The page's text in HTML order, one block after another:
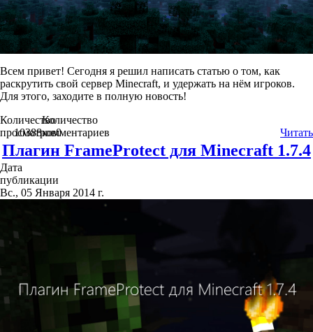
Всем привет! Сегодня я решил написать статью о том, как
раскрутить свой сервер Minecraft, и удержать на нём игроков.
Для этого, заходите в полную новость!
Количество
просмотров
10388
Количество
комментариев
0 Читать
Плагин FrameProtect для Minecraft 1.7.4
Дата
публикации
Вс., 05 Января 2014 г.